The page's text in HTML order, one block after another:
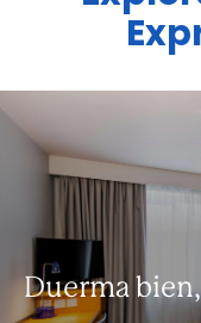
Duerma